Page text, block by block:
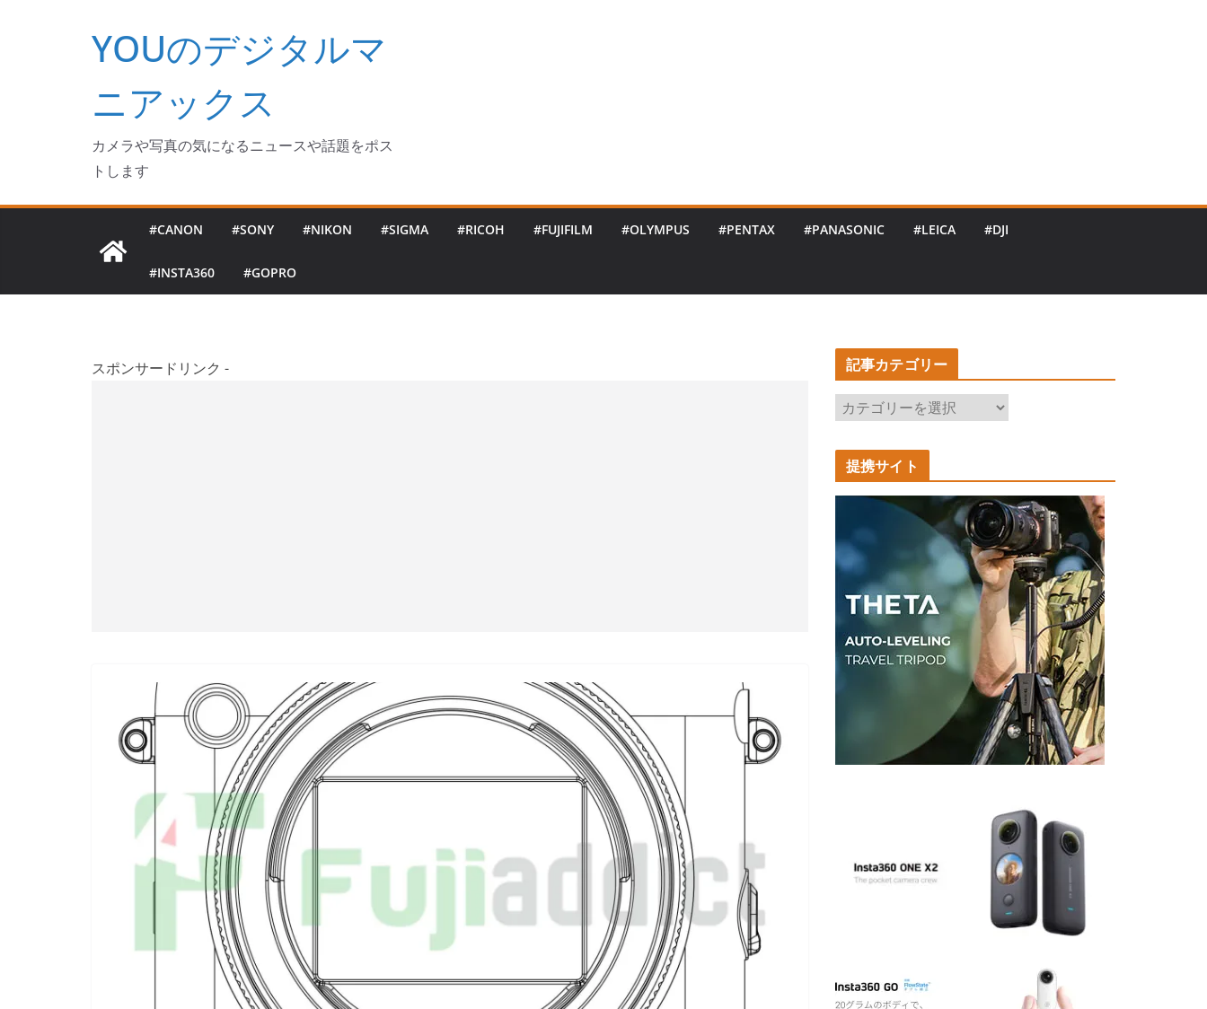
ッ
YOUのデジタルマ
ニアックス
カメラや写真の気になるニュースや話題をポス
トします
#CANON #SONY #NIKON #SIGMA #RICOH #FUJIFILM #OLYMPUS #PENTAX #PANASONIC #LEICA #DJI
#INSTA360 #GOPRO
スポンサードリンク - 記事カテゴリー
記
事
カ
テ
ゴ
ー
提携サイト